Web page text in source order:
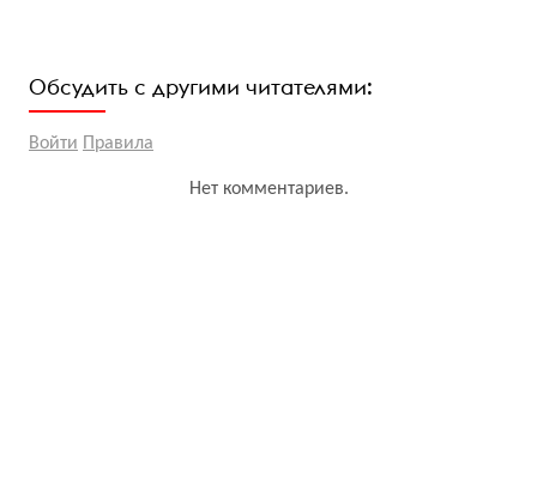
Обсудить с другими читателями:
Войти Правила
Нет комментариев.